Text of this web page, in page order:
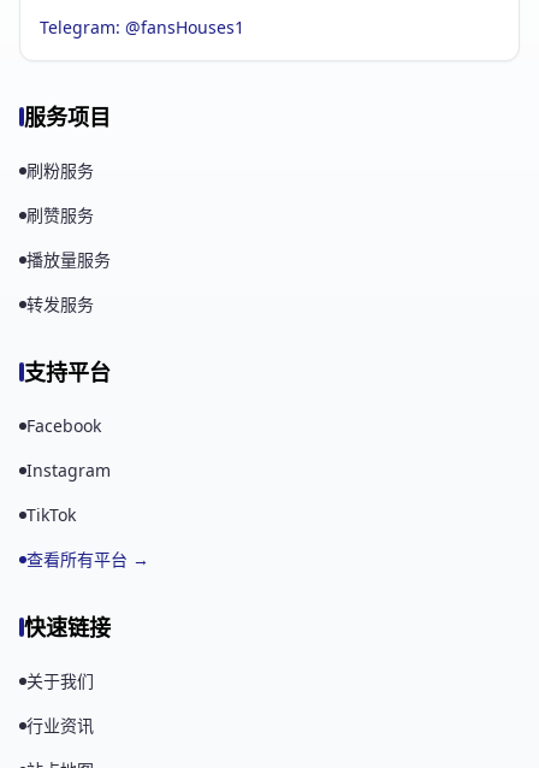
Telegram: @fansHouses1
服务项目
刷粉服务
刷赞服务
播放量服务
转发服务
支持平台
Facebook
Instagram
TikTok
查看所有平台 →
快速链接
关于我们
行业资讯